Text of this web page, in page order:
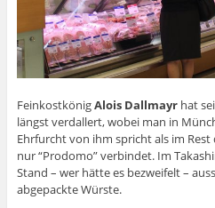
FeinkostkönigAlois Dallmayrhat
längst verdallert, wobei man in
Ehrfurcht von ihm spricht als im
nur “Prodomo” verbindet. Im
Stand – wer hätte es bezweifelt –
abgepackte Würste.